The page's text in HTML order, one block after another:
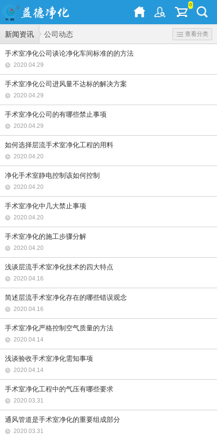
0
新闻资讯 公司动态 查看分类
手术室净化公司谈论净化车间标准的的方法
2020.04.29
手术室净化公司进风量不达标的解决方案
2020.04.29
手术室净化公司的有哪些禁止事项
2020.04.29
如何选择层流手术室净化工程的用料
2020.04.20
净化手术室静电控制该如何控制
2020.04.20
手术室净化中几大禁止事项
2020.04.20
手术室净化的施工步骤分解
2020.04.20
浅谈层流手术室净化技术的四大特点
2020.04.16
简述层流手术室净化存在的哪些错误观念
2020.04.16
手术室净化严格控制空气质量的方法
2020.04.14
浅谈验收手术室净化需知事项
2020.04.14
手术室净化工程中的气压有哪些要求
2020.03.31
通风管道是手术室净化的重要组成部分
2020.03.31